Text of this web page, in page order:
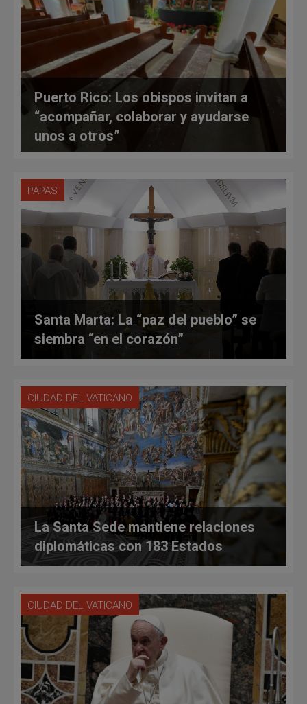
Puerto Rico: Los obispos invitan a
“acompañar, colaborar y ayudarse
unos a otros”
PAPAS
Santa Marta: La “paz del pueblo” se
siembra “en el corazón”
CIUDAD DEL VATICANO
La Santa Sede mantiene relaciones
diplomáticas con 183 Estados
CIUDAD DEL VATICANO